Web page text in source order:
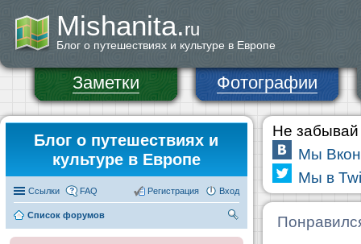
Mishanita.ru
Блог о путешествиях и культуре в Европе
Заметки Фотографии
Блог о путешествиях и
культуре в Европе
Ссылки FAQ Вход
Регистрация
Список форумов
Не забывай
Мы
Мы в